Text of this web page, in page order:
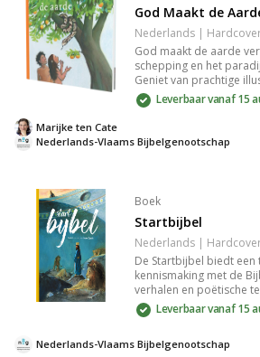
God Maakt de
God maakt de aarde
schepping en het
Geniet van prachtige
natuur en de eerste
op voor de slang, die
verandert. Een
reis door het Bijbelse
Leverbaar vanaf 15
Nederlands-Vlaams Bijbelgenootschap
Marijke ten Cate
Boek
Startbijbel
De Startbijbel biedt een
kennismaking met de
verhalen en poëtische
de Psalmen, Spreuken
leven van Jezus en de
boeiend leesboek voor
Leverbaar vanaf 15
Nederlands-Vlaams Bijbelgenootschap